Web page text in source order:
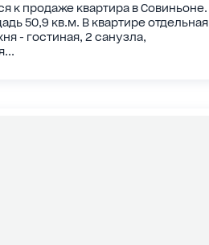
к продаже квартира в Совиньоне.
50,9 кв.м. В квартире отдельная
- гостиная, 2 санузла,